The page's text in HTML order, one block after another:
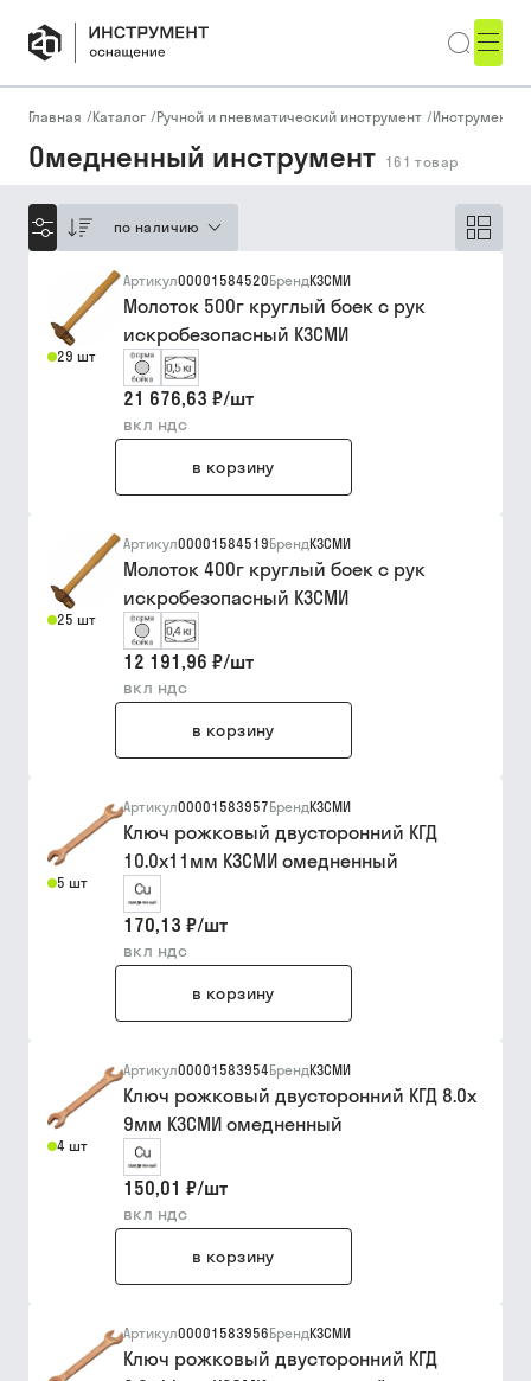
Главная /Каталог /Ручной и пневматический инструмент /Инструмент
Омедненный инструмент 161 товар
по наличию
29 шт
Артикул00001584520БрендКЗСМИ
Молоток 500г круглый боек с рук
искробезопасный КЗСМИ
21 676,63 ₽/шт
вкл ндс
в корзину
25 шт
Артикул00001584519БрендКЗСМИ
Молоток 400г круглый боек с рук
искробезопасный КЗСМИ
12 191,96 ₽/шт
вкл ндс
в корзину
5 шт
Артикул00001583957БрендКЗСМИ
Ключ рожковый двусторонний КГД
10.0х11мм КЗСМИ омедненный
170,13 ₽/шт
вкл ндс
в корзину
4 шт
Артикул00001583954БрендКЗСМИ
Ключ рожковый двусторонний КГД 8.0х
9мм КЗСМИ омедненный
150,01 ₽/шт
вкл ндс
в корзину
Артикул00001583956БрендКЗСМИ
Ключ рожковый двусторонний КГД